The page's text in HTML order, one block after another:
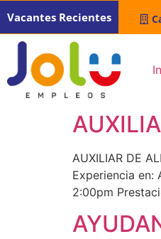
Vacantes Recientes
AUXILIAR DE
Experiencia en:
2:00pm